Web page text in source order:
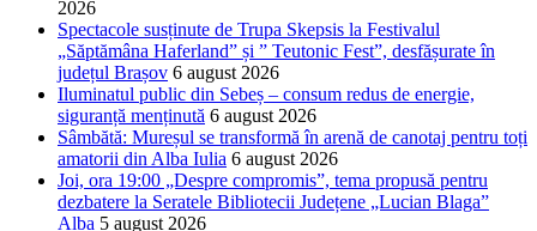
2026
Spectacole susținute de Trupa Skepsis la Festivalul
„Săptămâna Haferland” și ” Teutonic Fest”, desfășurate în
județul Brașov 6 august 2026
Iluminatul public din Sebeș – consum redus de energie,
siguranță menținută 6 august 2026
Sâmbătă: Mureșul se transformă în arenă de canotaj pentru toți
amatorii din Alba Iulia 6 august 2026
Joi, ora 19:00 „Despre compromis”, tema propusă pentru
dezbatere la Seratele Bibliotecii Județene „Lucian Blaga”
Alba 5 august 2026